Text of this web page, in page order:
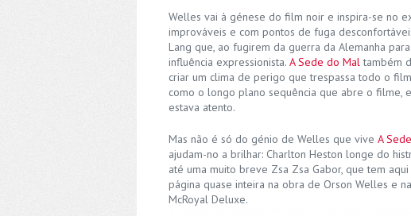
Welles vai à génese do film noir e inspira-se no
improváveis e com pontos de fuga
Lang que, ao fugirem da guerra da Alemanha
influência expressionista. A Sede do Maltambém
criar um clima de perigo que trespassa todo o
como o longo plano sequência que abre o filme,
estava atento.
Mas não é só do génio de Welles que vive A
ajudam-no a brilhar: Charlton Heston longe do
até uma muito breve Zsa Zsa Gabor, que tem
página quase inteira na obra de Orson Welles e
McRoyal Deluxe.